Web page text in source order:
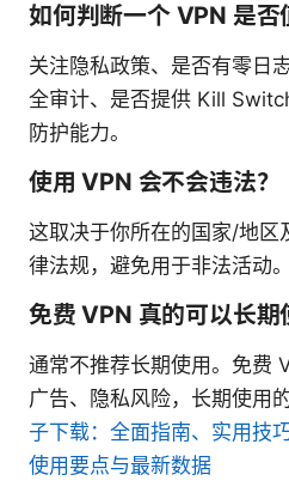
如何判断一个 VPN 是否
关注隐私政策、是否有零日
全审计、是否提供 Kill
防护能力。
使用 VPN 会不会违法？
这取决于你所在的国家/地区
律法规，避免用于非法活动。
免费 VPN 真的可以长期
通常不推荐长期使用。免费
广告、隐私风险，长期使用
子下载：全面指南、实用技
使用要点与最新数据